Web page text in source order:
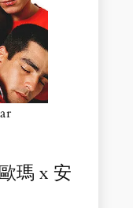
瑪 x 安